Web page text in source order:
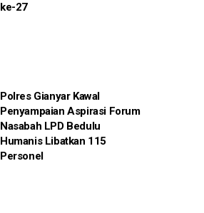
ke-27
Polres Gianyar Kawal
Penyampaian Aspirasi Forum
Nasabah LPD Bedulu
Humanis Libatkan 115
Personel